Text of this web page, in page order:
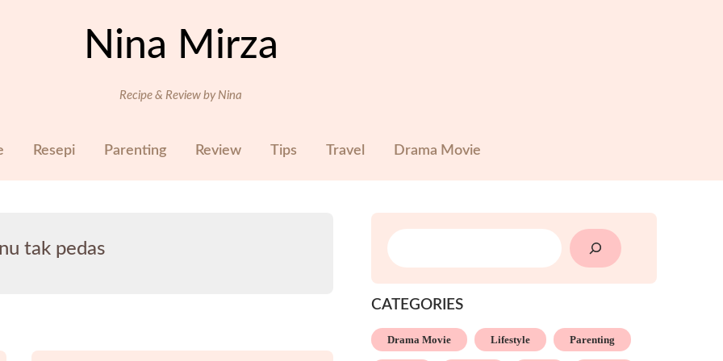
Nina Mirza
Recipe & Review by Nina
Resepi Parenting Review Tips Travel Drama Movie
tak pedas
SEARCH
CATEGORIES
Drama Movie Lifestyle Parenting